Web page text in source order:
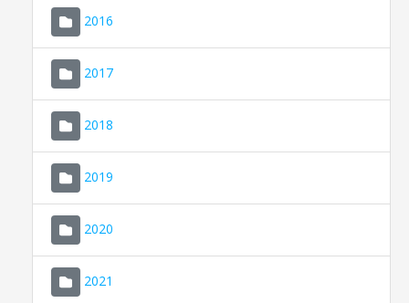
2016
2017
2018
2019
2020
2021